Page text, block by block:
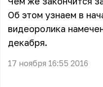
Об этом узнаем в
видеоролика
декабря.
17 ноября 16:55 2016